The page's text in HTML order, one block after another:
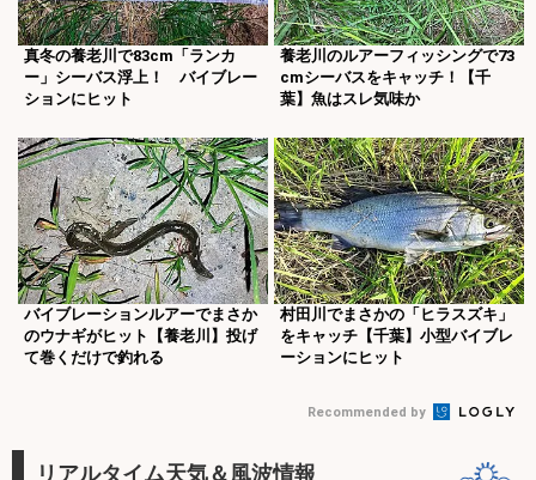
真冬の養老川で83cm「ランカ
ー」シーバス浮上！ バイブレー
ションにヒット
養老川のルアーフィッシングで73
cmシーバスをキャッチ！【千
葉】魚はスレ気味か
バイブレーションルアーでまさか
のウナギがヒット【養老川】投げ
て巻くだけで釣れる
村田川でまさかの「ヒラスズキ」
をキャッチ【千葉】小型バイブレ
ーションにヒット
Recommended by
リアルタイム天気＆風波情報